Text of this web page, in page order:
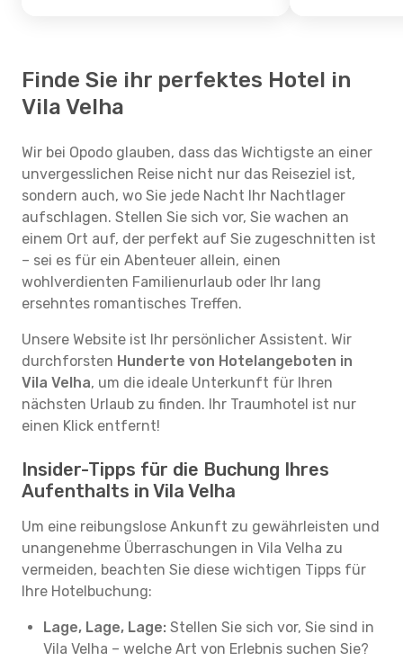
Finde Sie ihr perfektes Hotel in
Vila Velha
Wir bei Opodo glauben, dass das Wichtigste an einer
unvergesslichen Reise nicht nur das Reiseziel ist,
sondern auch, wo Sie jede Nacht Ihr Nachtlager
aufschlagen. Stellen Sie sich vor, Sie wachen an
einem Ort auf, der perfekt auf Sie zugeschnitten ist
– sei es für ein Abenteuer allein, einen
wohlverdienten Familienurlaub oder Ihr lang
ersehntes romantisches Treffen.
Unsere Website ist Ihr persönlicher Assistent. Wir
durchforsten Hunderte von Hotelangeboten in
Vila Velha, um die ideale Unterkunft für Ihren
nächsten Urlaub zu finden. Ihr Traumhotel ist nur
einen Klick entfernt!
Insider-Tipps für die Buchung Ihres
Aufenthalts in Vila Velha
Um eine reibungslose Ankunft zu gewährleisten und
unangenehme Überraschungen in Vila Velha zu
vermeiden, beachten Sie diese wichtigen Tipps für
Ihre Hotelbuchung:
Lage, Lage, Lage: Stellen Sie sich vor, Sie sind in
Vila Velha – welche Art von Erlebnis suchen Sie?